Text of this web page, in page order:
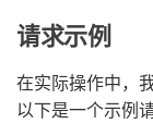
请求示例
在实际操作中，
以下是一个示例请